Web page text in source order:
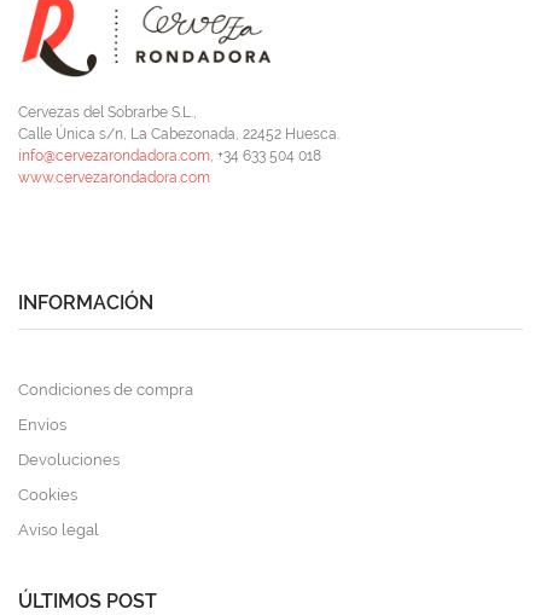
Cervezas del Sobrarbe S.L.,
Calle Única s/n, La Cabezonada, 22452 Huesca.
info@cervezarondadora.com , +34 633 504 018
www.cervezarondadora.com
INFORMACIÓN
Condiciones de compra
Envíos
Devoluciones
Cookies
Aviso legal
ÚLTIMOS POST